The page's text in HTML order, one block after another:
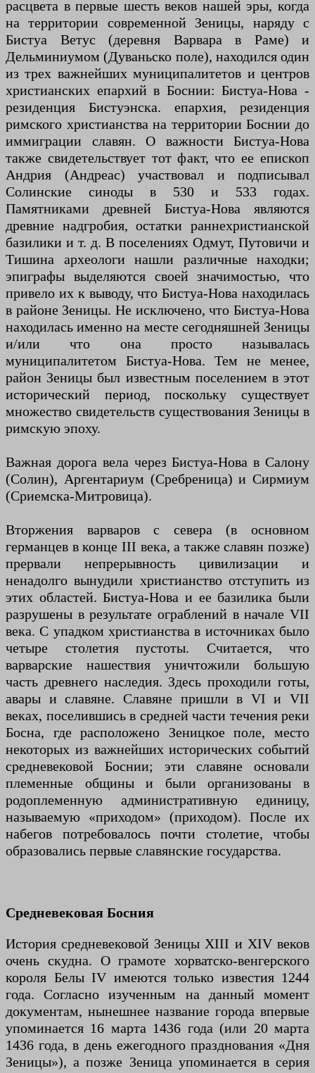
расцвета в первые шесть веков нашей эры, когда
на территории современной Зеницы, наряду с
Бистуа Ветус (деревня Варвара в Раме) и
Дельминиумом (Дуваньско поле), находился один
из трех важнейших муниципалитетов и центров
христианских епархий в Боснии: Бистуа-Нова -
резиденция Бистуэнска. епархия, резиденция
римского христианства на территории Боснии до
иммиграции славян. О важности Бистуа-Нова
также свидетельствует тот факт, что ее епископ
Андрия (Андреас) участвовал и подписывал
Солинские синоды в 530 и 533 годах.
Памятниками древней Бистуа-Нова являются
древние надгробия, остатки раннехристианской
базилики и т. д. В поселениях Одмут, Путовичи и
Тишина археологи нашли различные находки;
эпиграфы выделяются своей значимостью, что
привело их к выводу, что Бистуа-Нова находилась
в районе Зеницы. Не исключено, что Бистуа-Нова
находилась именно на месте сегодняшней Зеницы
и/или что она просто называлась
муниципалитетом Бистуа-Нова. Тем не менее,
район Зеницы был известным поселением в этот
исторический период, поскольку существует
множество свидетельств существования Зеницы в
римскую эпоху.
Важная дорога вела через Бистуа-Нова в Салону
(Солин), Аргентариум (Сребреница) и Сирмиум
(Сриемска-Митровица).
Вторжения варваров с севера (в основном
германцев в конце III века, а также славян позже)
прервали непрерывность цивилизации и
ненадолго вынудили христианство отступить из
этих областей. Бистуа-Нова и ее базилика были
разрушены в результате ограблений в начале VII
века. С упадком христианства в источниках было
четыре столетия пустоты. Считается, что
варварские нашествия уничтожили большую
часть древнего наследия. Здесь проходили готы,
авары и славяне. Славяне пришли в VI и VII
веках, поселившись в средней части течения реки
Босна, где расположено Зеницкое поле, место
некоторых из важнейших исторических событий
средневековой Боснии; эти славяне основали
племенные общины и были организованы в
родоплеменную административную единицу,
называемую «приходом» (приходом). После их
набегов потребовалось почти столетие, чтобы
образовались первые славянские государства.
Средневековая Босния
История средневековой Зеницы XIII и XIV веков
очень скудна. О грамоте хорватско-венгерского
короля Белы IV имеются только известия 1244
года. Согласно изученным на данный момент
документам, нынешнее название города впервые
упоминается 16 марта 1436 года (или 20 марта
1436 года, в день ежегодного празднования «Дня
Зеницы»), а позже Зеница упоминается в серия